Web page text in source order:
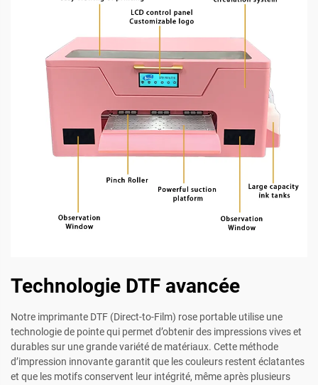
Technologie DTF avancée
Notre imprimante DTF (Direct-to-Film) rose portable utilise une
technologie de pointe qui permet d’obtenir des impressions vives et
durables sur une grande variété de matériaux. Cette méthode
d’impression innovante garantit que les couleurs restent éclatantes
et que les motifs conservent leur intégrité, même après plusieurs